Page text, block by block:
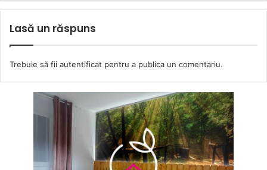
Lasă un răspuns
Trebuie să fii autentificat pentru a publica un comentariu.